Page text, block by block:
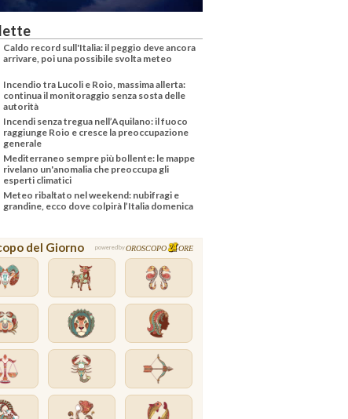
lette
Caldo record sull'Italia: il peggio deve ancora
arrivare, poi una possibile svolta meteo
Incendio tra Lucoli e Roio, massima allerta:
continua il monitoraggio senza sosta delle
autorità
Incendi senza tregua nell’Aquilano: il fuoco
raggiunge Roio e cresce la preoccupazione
generale
Mediterraneo sempre più bollente: le mappe
rivelano un'anomalia che preoccupa gli
esperti climatici
Meteo ribaltato nel weekend: nubifragi e
grandine, ecco dove colpirà l’Italia domenica
del Giorno powered byOROSCOPO ORE